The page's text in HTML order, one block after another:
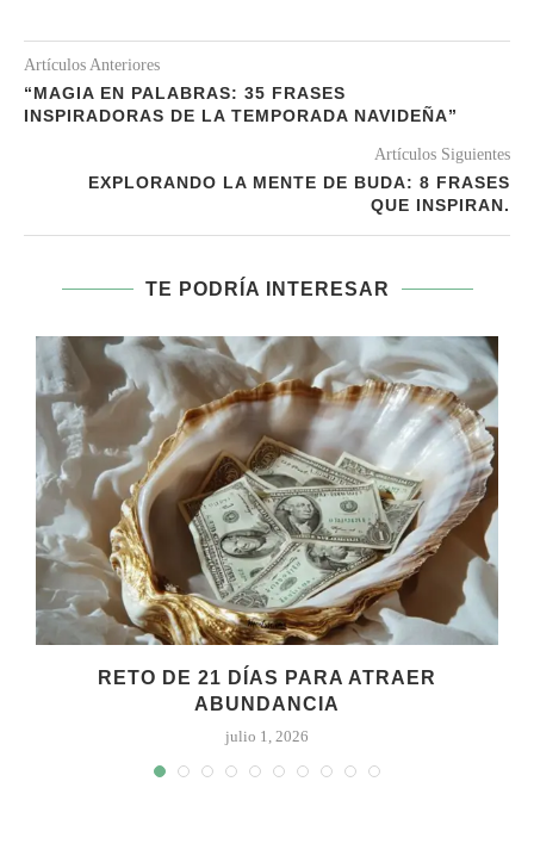
Artículos Anteriores
“MAGIA EN PALABRAS: 35 FRASES
INSPIRADORAS DE LA TEMPORADA NAVIDEÑA”
Artículos Siguientes
EXPLORANDO LA MENTE DE BUDA: 8 FRASES
QUE INSPIRAN.
TE PODRÍA INTERESAR
RETO DE 21 DÍAS PARA ATRAER
ABUNDANCIA
julio 1, 2026